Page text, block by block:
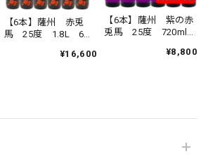
【6本】薩州 赤兎
馬 25度 1.8L 6本
う せきとば 芋焼
¥16,600
【6本】薩州 紫の赤
兎馬 25度 720ml
う むらさきのせき
¥8,800